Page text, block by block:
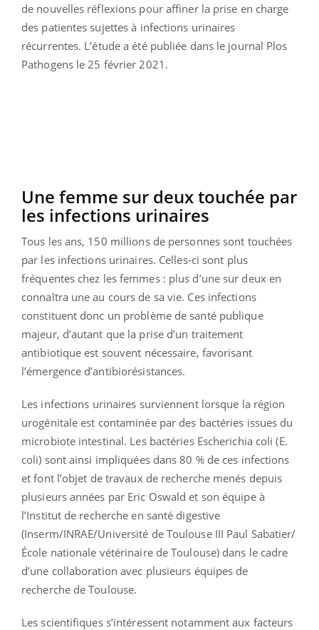
de nouvelles réflexions pour affiner la prise en charge
des patientes sujettes à infections urinaires
récurrentes. L’étude a été publiée dans le journal Plos
Pathogens le 25 février 2021.
Une femme sur deux touchée par
les infections urinaires
Tous les ans, 150 millions de personnes sont touchées
par les infections urinaires. Celles-ci sont plus
fréquentes chez les femmes : plus d’une sur deux en
connaîtra une au cours de sa vie. Ces infections
constituent donc un problème de santé publique
majeur, d’autant que la prise d’un traitement
antibiotique est souvent nécessaire, favorisant
l’émergence d’antibiorésistances.
Les infections urinaires surviennent lorsque la région
urogénitale est contaminée par des bactéries issues du
microbiote intestinal. Les bactéries Escherichia coli (E.
coli) sont ainsi impliquées dans 80 % de ces infections
et font l’objet de travaux de recherche menés depuis
plusieurs années par Eric Oswald et son équipe à
l’Institut de recherche en santé digestive
(Inserm/INRAE/Université de Toulouse III Paul Sabatier/
École nationale vétérinaire de Toulouse) dans le cadre
d’une collaboration avec plusieurs équipes de
recherche de Toulouse.
Les scientifiques s’intéressent notamment aux facteurs